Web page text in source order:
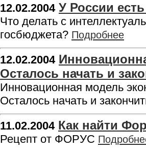
12.02.2004 У России
Что делать с
госбюджета? Подробнее
12.02.2004
Осталось начать и
Инновационная модель
Осталось начать и
11.02.2004 Как найти
Рецепт от ФОРУС